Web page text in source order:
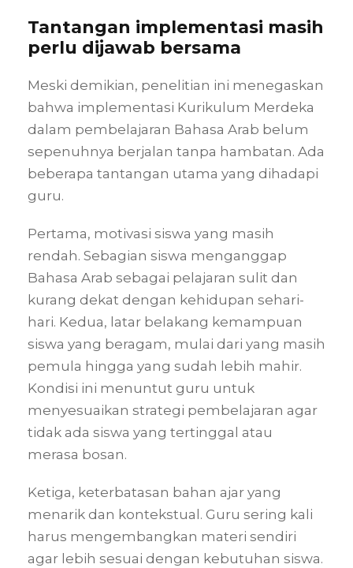
Tantangan implementasi masih
perlu dijawab bersama
Meski demikian, penelitian ini menegaskan
bahwa implementasi Kurikulum Merdeka
dalam pembelajaran Bahasa Arab belum
sepenuhnya berjalan tanpa hambatan. Ada
beberapa tantangan utama yang dihadapi
guru.
Pertama, motivasi siswa yang masih
rendah. Sebagian siswa menganggap
Bahasa Arab sebagai pelajaran sulit dan
kurang dekat dengan kehidupan sehari-
hari. Kedua, latar belakang kemampuan
siswa yang beragam, mulai dari yang masih
pemula hingga yang sudah lebih mahir.
Kondisi ini menuntut guru untuk
menyesuaikan strategi pembelajaran agar
tidak ada siswa yang tertinggal atau
merasa bosan.
Ketiga, keterbatasan bahan ajar yang
menarik dan kontekstual. Guru sering kali
harus mengembangkan materi sendiri
agar lebih sesuai dengan kebutuhan siswa.